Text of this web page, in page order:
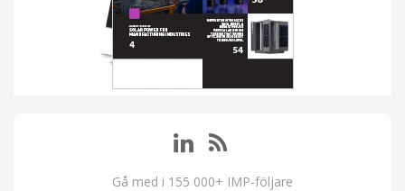
Gå med i 155 000+ IMP-följare